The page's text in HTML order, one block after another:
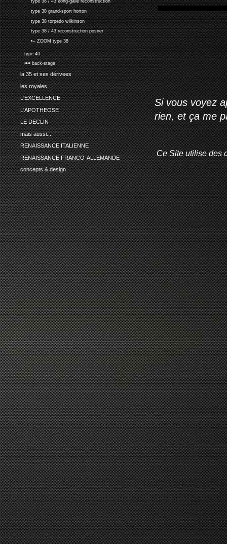
type 38 / 43 köng-galle reconstruction
type 38 grand-sport horton
type 38 torpedo wilkinson
type 38 / 43 reconstruction posner
•-- ZOOM type 38
type 40
•••• back-stage
la 35 et ses dérivees
les royales
L'EXCELLENCE
L'APOTHEOSE
LE DECLIN
mais aussi...
RENAISSANCE ITALIENNE
RENAISSANCE FRANCO-ALLEMANDE
concepts & design
Si vous voyez
rien, et ça me
Ce Site utilise des